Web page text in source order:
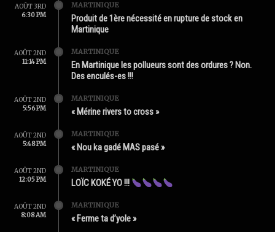
AOÛT 3RD
6:30 PM
MARTINIQUE
Produit de 1ère nécessité en rupture de stock en
Martinique
AOÛT 2ND
11:14 PM
MARTINIQUE
En Martinique les pollueurs sont des ordures ? Non.
Des enculés-es !!!
AOÛT 2ND
5:56 PM
MARTINIQUE
« Mérine rivers to cross »
AOÛT 2ND
5:48 PM
MARTINIQUE
« Nou ka gadé MAS pasé »
AOÛT 2ND
12:05 PM
MARTINIQUE
LOÏC KOKÉ YO !!!
AOÛT 2ND
8:08 AM
MARTINIQUE
« Ferme ta d’yole »